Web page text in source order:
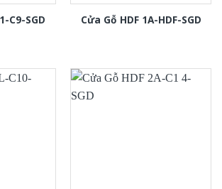
C9-SGD Cửa Gỗ HDF 1A-HDF-SGD